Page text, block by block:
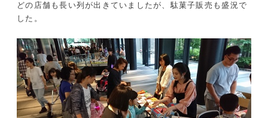
どの店舗も長い列が出きていましたが、駄菓子販売も盛況で
した。